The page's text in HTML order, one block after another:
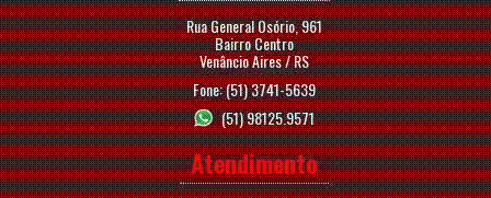
Rua General Osório, 961
Bairro Centro
Venâncio Aires / RS
Fone: (51) 3741-5639
(51) 98125.9571
Atendimento